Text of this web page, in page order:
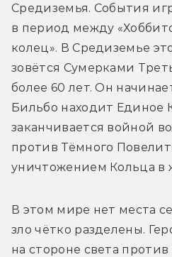
Средиземья. События
в период между
колец». В Средиземье
зовётся Сумерками
более 60 лет. Он
Бильбо находит Единое
заканчивается войной
против Тёмного
уничтожением Кольца в
В этом мире нет места
зло чётко разделены.
на стороне света